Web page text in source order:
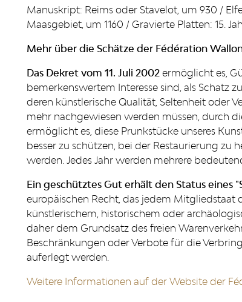
Manuskript: Reims oder Stavelot, um 930 /
Maasgebiet, um 1160 / Gravierte Platten: 15.
Mehr über die Schätze der Fédération
Das Dekret vom 11. Juli 2002 ermöglicht es,
bemerkenswertem Interesse sind, als Schatz
deren künstlerische Qualität, Seltenheit oder
mehr nachgewiesen werden müssen, durch
ermöglicht es, diese Prunkstücke unseres
besser zu schützen, bei der Restaurierung zu
werden. Jedes Jahr werden mehrere
Ein geschütztes Gut erhält den Status eines
europäischen Recht, das jedem Mitgliedstaat
künstlerischem, historischem oder
daher dem Grundsatz des freien
Beschränkungen oder Verbote für die
auferlegt werden.
Weitere Informationen auf der Website der
RÉSEAUX SOCIAUX